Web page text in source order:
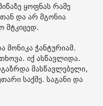
ყოფნას რამე
და არ მგონია
მტკიცედ.
მონიკა ჭანტურიამ.
იქ ასწავლიდა.
მასწავლებელი,
საქმე. საგანი და